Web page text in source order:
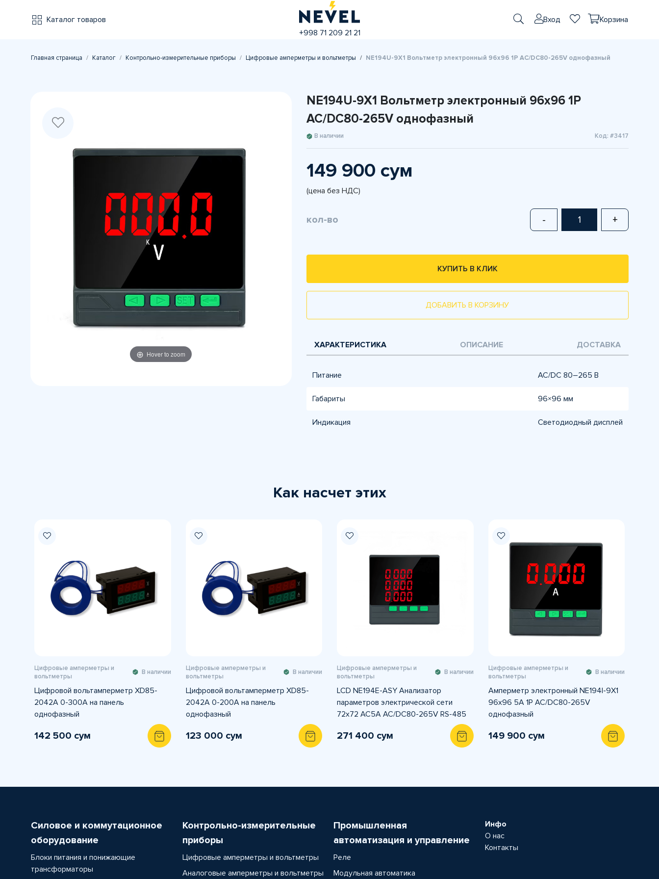
Каталог товаров
+998 71 209 21 21
Вход Корзина
Главная страница Каталог Контрольно-измерительные приборы Цифровые амперметры и вольтметры NE194U-9X1 Вольтметр электронный 96x96 1P AC/DC80-265V однофазный
Hover to zoom
NE194U-9X1 Вольтметр электронный 96x96 1P
AC/DC80-265V однофазный
В наличии Код: #3417
149 900 сум
(цена без НДС)
кол-во - +
КУПИТЬ В КЛИК
ДОБАВИТЬ В КОРЗИНУ
ХАРАКТЕРИСТИКА ОПИСАНИЕ ДОСТАВКА
Питание AC/DC 80–265 В
Габариты 96×96 мм
Индикация Светодиодный дисплей
Как насчет этих
Цифровые амперметры и
вольтметры
В наличии
Цифровой вольтамперметр XD85-
2042A 0-300A на панель
однофазный
142 500 сум
Цифровые амперметры и
вольтметры
В наличии
Цифровой вольтамперметр XD85-
2042A 0-200A на панель
однофазный
123 000 сум
Цифровые амперметры и
вольтметры
В наличии
LCD NE194E-ASY Анализатор
параметров электрической сети
72x72 AC5A AC/DC80-265V RS-485
271 400 сум
Цифровые амперметры и
вольтметры
В наличии
Амперметр электронный NE194I-9X1
96x96 5A 1P AC/DC80-265V
однофазный
149 900 сум
Силовое и коммутационное
оборудование
Блоки питания и понижающие
трансформаторы
Контрольно-измерительные
приборы
Цифровые амперметры и вольтметры
Аналоговые амперметры и вольтметры
Промышленная
автоматизация и управление
Реле
Модульная автоматика
Инфо
О нас
Контакты